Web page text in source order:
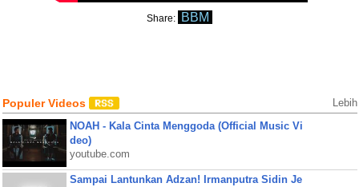
Share: BBM
Populer Videos Lebih
NOAH - Kala Cinta Menggoda (Official Music Vi
deo)
youtube.com
Sampai Lantunkan Adzan! Irmanputra Sidin Je